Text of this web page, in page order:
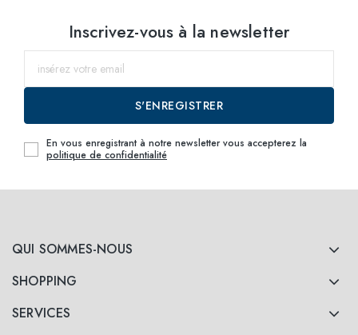
QUI SOMMES-NOUS
SHOPPING
SERVICES
Inscrivez-vous à la newsletter
S'ENREGISTRER
En vous enregistrant à notre newsletter vous accepterez la
politique de confidentialité